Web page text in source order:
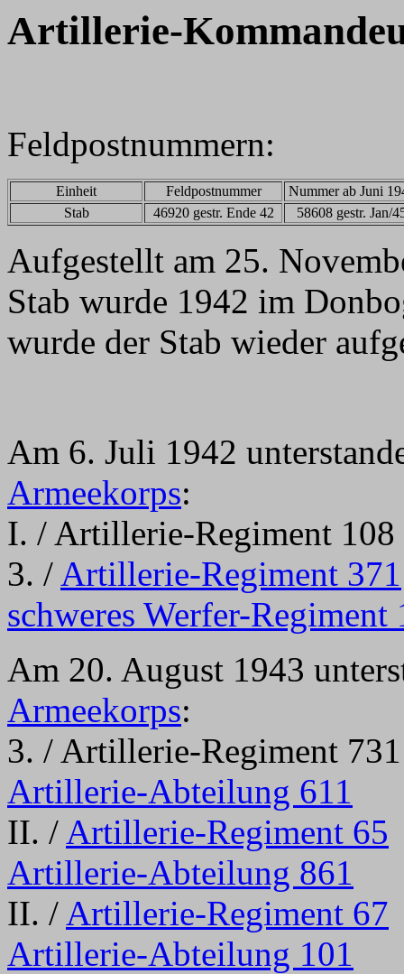
Artillerie-
Feldpostnummern:
Einheit Feldpostnummer
Nummer ab Juni
Stab
46920 gestr. Ende 42 58608 gestr. Jan/
Aufgestellt am 25.
Stab wurde 1942 im
wurde der Stab wieder
Am 6. Juli 1942
Armeekorps:
I. / Artillerie-Regiment 108
3. / Artillerie-Regiment 371
schweres Werfer-Regiment
Am 20. August 1943
Armeekorps:
3. / Artillerie-Regiment 731
Artillerie-Abteilung 611
II. / Artillerie-Regiment 65
Artillerie-Abteilung 861
II. / Artillerie-Regiment 67
Artillerie-Abteilung 101